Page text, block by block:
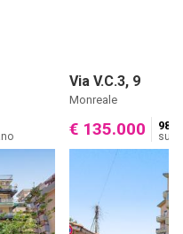
Via V.C.3, 9
Monreale
€ 135.000 98